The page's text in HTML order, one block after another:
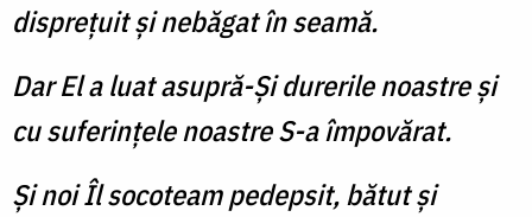
dispreţuit şi nebăgat în seamă.
Dar El a luat asupră-Şi durerile noastre şi
cu suferinţele noastre S-a împovărat.
Şi noi Îl socoteam pedepsit, bătut şi